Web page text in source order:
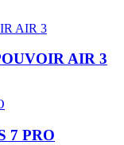
AIR 3
7 PRO